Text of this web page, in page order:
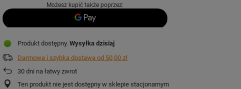
Możesz kupić także poprzez:
Produkt dostępny Wysyłkadzisiaj
Darmowa i szybka dostawa od 50,00 zł
30 dni na łatwy zwrot
Ten produkt nie jest dostępny w sklepie stacjonarnym